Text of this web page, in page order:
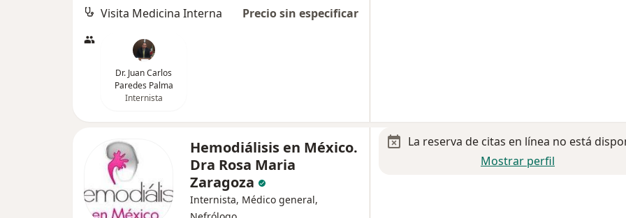
Visita Medicina Interna Precio sin especificar
Dr. Juan Carlos
Paredes Palma
Internista
Hemodiálisis en México.
Dra Rosa Maria
Zaragoza
Internista, Médico general,
La reserva de citas en línea no está
Mostrar perfil